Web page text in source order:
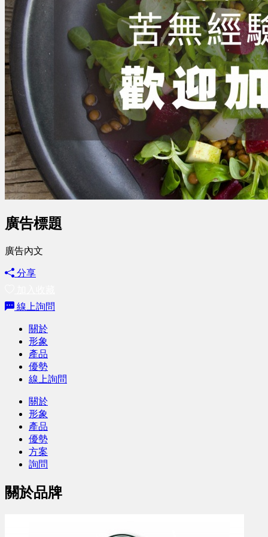
廣告標題
廣告內文
分享
線上詢問
關於
形象
產品
優勢
線上詢問
關於
形象
產品
優勢
方案
詢問
關於品牌